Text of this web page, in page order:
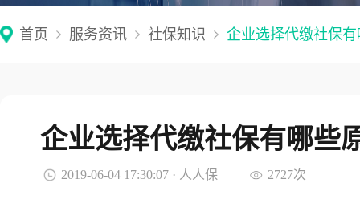
首页 服务资讯 社保知识 企业选择代缴社保
企业选择代缴社保有哪些
2019-06-04 17:30:07 · 人人保 2727次